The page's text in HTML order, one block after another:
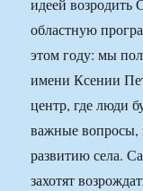
идеей возродить
областную
этом году: мы
имени Ксении
центр, где люди
важные вопросы,
развитию села.
захотят